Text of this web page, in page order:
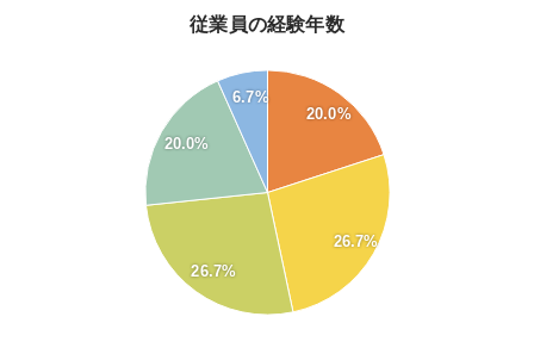
従業員の経験年数
20.0%
26.7%
26.7%
20.0%
6.7%